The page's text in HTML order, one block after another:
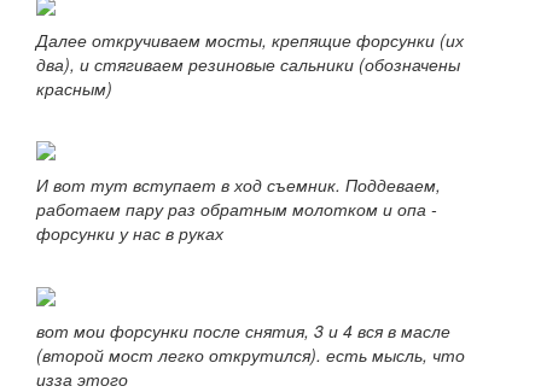
Далее откручиваем мосты, крепящие форсунки (их
два), и стягиваем резиновые сальники (обозначены
красным)
И вот тут вступает в ход съемник. Поддеваем,
работаем пару раз обратным молотком и опа -
форсунки у нас в руках
вот мои форсунки после снятия, 3 и 4 вся в масле
(второй мост легко открутился). есть мысль, что
изза этого